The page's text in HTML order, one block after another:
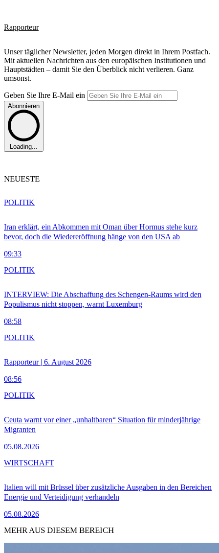
Rapporteur
Unser täglicher Newsletter, jeden Morgen direkt in Ihrem Postfach.
Mit aktuellen Nachrichten aus den europäischen Institutionen und
Hauptstädten – damit Sie den Überblick nicht verlieren. Ganz
umsonst.
Geben Sie Ihre E-Mail ein
Abonnieren
Loading...
NEUESTE
Iran erklärt, ein Abkommen mit Oman über Hormus stehe kurz
bevor, doch die Wiedereröffnung hänge von den USA ab
09:33
POLITIK
INTERVIEW: Die Abschaffung des Schengen-Raums wird den
Populismus nicht stoppen, warnt Luxemburg
08:58
POLITIK
Rapporteur | 6. August 2026
08:56
POLITIK
Ceuta warnt vor einer „unhaltbaren“ Situation für minderjährige
Migranten
05.08.2026
POLITIK
Italien will mit Brüssel über zusätzliche Ausgaben in den Bereichen
Energie und Verteidigung verhandeln
05.08.2026
WIRTSCHAFT
MEHR AUS DIESEM BEREICH